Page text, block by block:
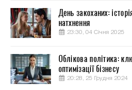
День закоханих:
натхнення
23:30, 04 Січня 2025
Облікова політика:
оптимізації бізнесу
20:28, 25 Грудня 2024